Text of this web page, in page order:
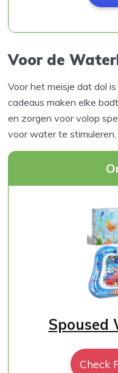
Voor de
Voor het meisje dat dol
cadeaus maken elke
en zorgen voor volop
voor water te
Spoused
Check